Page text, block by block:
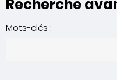
Recherche
Mots-clés :